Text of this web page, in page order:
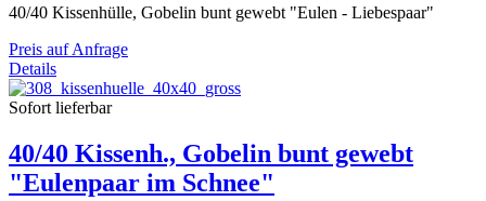
40/40 Kissenhülle, Gobelin bunt gewebt "Eulen - Liebespaar"
Preis auf Anfrage
Details
Sofort lieferbar
40/40 Kissenh., Gobelin bunt gewebt
"Eulenpaar im Schnee"